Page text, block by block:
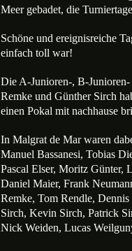
Meer gebadet, die
Schöne und ereignisreiche
einfach toll war!
Die A-Junioren-, B-
Remke und Günther Sirch
einen Pokal mit nachhause
In Malgrat de Mar waren
Manuel Bassanesi, Tobias
Pascal Elser, Moritz Günter,
Daniel Maier, Frank
Remke, Tom Rendle,
Sirch, Kevin Sirch, Patrick
Nick Weiden, Lucas